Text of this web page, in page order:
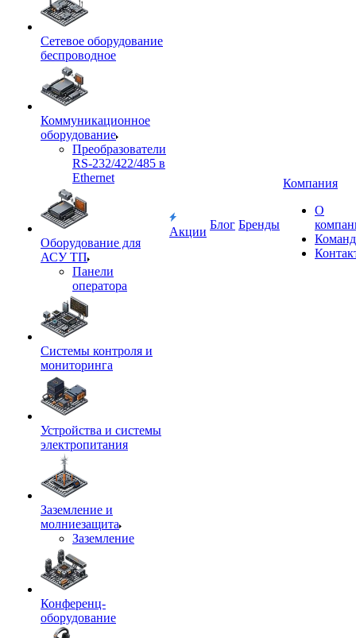
Сетевое оборудование
беспроводное
Коммуникационное
оборудование
Преобразователи
RS-232/422/485 в
Ethernet
Оборудование для
АСУ ТП
Панели
оператора
Системы контроля и
мониторинга
Устройства и системы
электропитания
Заземление и
молниезащита
Заземление
Конференц-
оборудование
Акции
Блог Бренды
Компания
О